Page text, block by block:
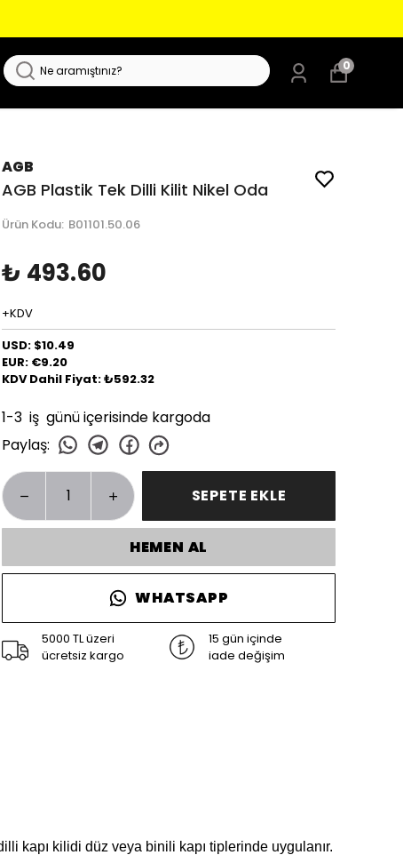
0
AGB
AGB Plastik Tek Dilli Kilit Nikel Oda
Ürün Kodu: B01101.50.06
₺ 493.60
+KDV
USD: $10.49
EUR: €9.20
KDV Dahil Fiyat: ₺592.32
1-3 iş günü içerisinde kargoda
Paylaş:
SEPETE EKLE
HEMEN AL
WHATSAPP
5000 TL üzeri
ücretsiz kargo
15 gün içinde
iade değişim
kapı kilidi düz veya binili kapı tiplerinde uygulanır.